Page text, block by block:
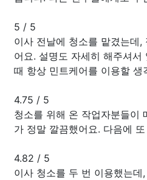
5 / 5
이사 전날에 청소를 맡겼는데,
어요. 설명도 자세히 해주셔
때 항상 민트케어를 이용할 생
4.75 / 5
청소를 위해 온 작업자분들이
가 정말 깔끔했어요. 다음에
4.82 / 5
이사 청소를 두 번 이용했는